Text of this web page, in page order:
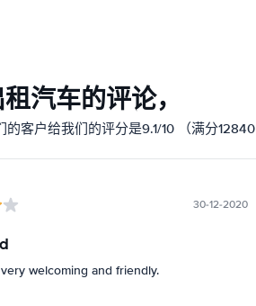
汽车的评论，
的客户给我们的评分是9.1/10 （满分12840
30-12-2020
welcoming and friendly.